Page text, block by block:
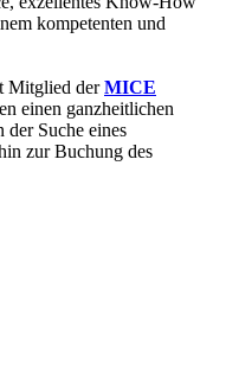
kompetenten und
Mitglied derMICE
einen ganzheitlichen
der Suche eines
zur Buchung des